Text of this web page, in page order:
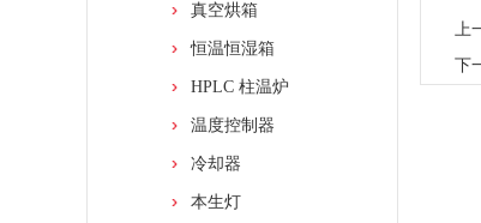
真空烘箱
恒温恒湿箱
HPLC 柱温炉
温度控制器
冷却器
本生灯
上
下